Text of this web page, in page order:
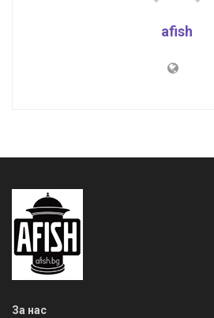
afish
За нас